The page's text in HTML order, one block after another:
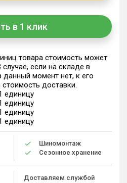
в 1 клик
товара стоимость может
если на складе в
момент нет, к его
доставки.
единицу
единицу
единицу
единицу
Шиномонтаж
Сезонное хранение
Доставляем службой